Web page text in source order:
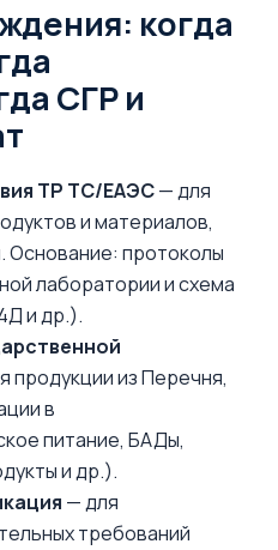
когда
СГР и
ТР ТС/ЕАЭС— для
и материалов,
Основание: протоколы
лаборатории и схема
и др.).
продукции из Перечня,
в
питание, БАДы,
и др.).
— для
требований